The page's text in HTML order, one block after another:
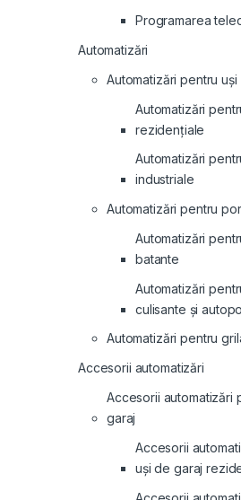
Programarea
Automatizări
Automatizări pentru
Automatizări
rezidențiale
Automatizări
industriale
Automatizări pentru
Automatizări
batante
Automatizări
culisante și
Automatizări pentru
Accesorii automatizări
Accesorii automatizări
garaj
Accesorii
uși de garaj